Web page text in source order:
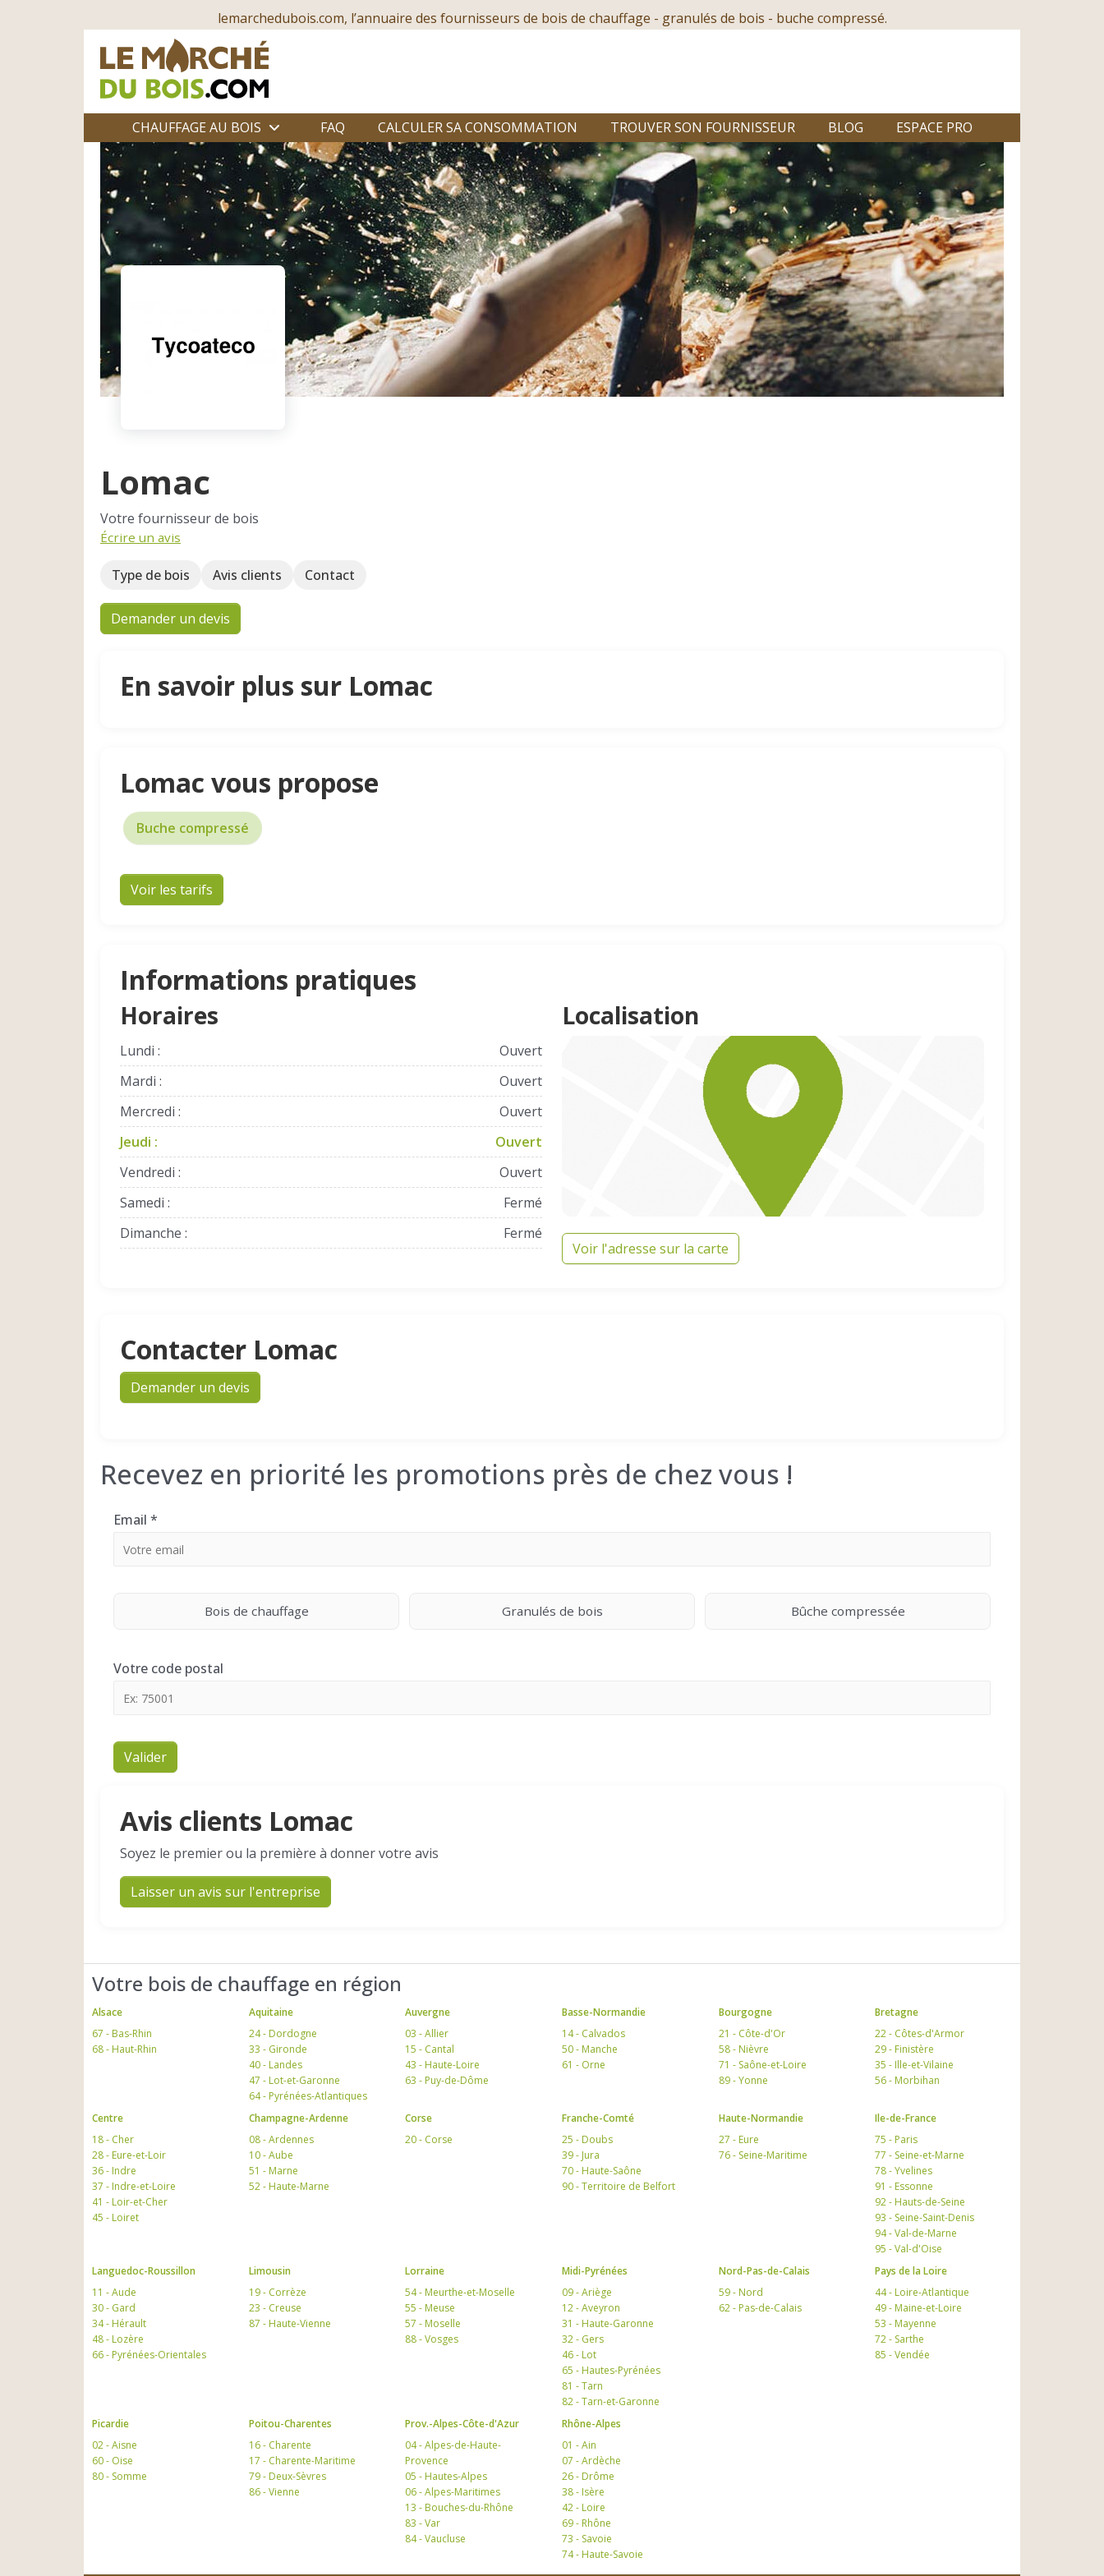
lemarchedubois.com, l’annuaire des fournisseurs de bois de chauffage - granulés de bois - buche compressé.
CHAUFFAGE AU BOIS FAQ CALCULER SA CONSOMMATION TROUVER SON FOURNISSEUR BLOG ESPACE PRO
Lomac
Votre fournisseur de bois
Écrire un avis
Type de bois Avis clients Contact
Demander un devis
En savoir plus sur Lomac
Lomac vous propose
Buche compressé
Voir les tarifs
Informations pratiques
Horaires
Lundi :
Ouvert
Mardi :
Ouvert
Mercredi :
Ouvert
Jeudi :
Ouvert
Vendredi :
Ouvert
Samedi :
Fermé
Dimanche :
Fermé
Localisation
Voir l'adresse sur la carte
Contacter Lomac
Demander un devis
Recevez en priorité les promotions près de chez vous !
Email *
Bois de chauffage Granulés de bois Bûche compressée
Votre code postal
Valider
Avis clients Lomac
Soyez le premier ou la première à donner votre avis
Laisser un avis sur l'entreprise
Votre bois de chauffage en région
Alsace
67 - Bas-Rhin
68 - Haut-Rhin
Aquitaine
24 - Dordogne
33 - Gironde
40 - Landes
47 - Lot-et-Garonne
64 - Pyrénées-Atlantiques
Auvergne
03 - Allier
15 - Cantal
43 - Haute-Loire
63 - Puy-de-Dôme
Basse-Normandie
14 - Calvados
50 - Manche
61 - Orne
Bourgogne
21 - Côte-d'Or
58 - Nièvre
71 - Saône-et-Loire
89 - Yonne
Bretagne
22 - Côtes-d'Armor
29 - Finistère
35 - Ille-et-Vilaine
56 - Morbihan
Centre
18 - Cher
28 - Eure-et-Loir
36 - Indre
37 - Indre-et-Loire
41 - Loir-et-Cher
45 - Loiret
Champagne-Ardenne
08 - Ardennes
10 - Aube
51 - Marne
52 - Haute-Marne
Corse
20 - Corse
Franche-Comté
25 - Doubs
39 - Jura
70 - Haute-Saône
90 - Territoire de Belfort
Haute-Normandie
27 - Eure
76 - Seine-Maritime
Ile-de-France
75 - Paris
77 - Seine-et-Marne
78 - Yvelines
91 - Essonne
92 - Hauts-de-Seine
93 - Seine-Saint-Denis
94 - Val-de-Marne
95 - Val-d'Oise
Languedoc-Roussillon
11 - Aude
30 - Gard
34 - Hérault
48 - Lozère
66 - Pyrénées-Orientales
Limousin
19 - Corrèze
23 - Creuse
87 - Haute-Vienne
Lorraine
54 - Meurthe-et-Moselle
55 - Meuse
57 - Moselle
88 - Vosges
Midi-Pyrénées
09 - Ariège
12 - Aveyron
31 - Haute-Garonne
32 - Gers
46 - Lot
65 - Hautes-Pyrénées
81 - Tarn
82 - Tarn-et-Garonne
Nord-Pas-de-Calais
59 - Nord
62 - Pas-de-Calais
Pays de la Loire
44 - Loire-Atlantique
49 - Maine-et-Loire
53 - Mayenne
72 - Sarthe
85 - Vendée
Picardie
02 - Aisne
60 - Oise
80 - Somme
Poitou-Charentes
16 - Charente
17 - Charente-Maritime
79 - Deux-Sèvres
86 - Vienne
Prov.-Alpes-Côte-d'Azur
04 - Alpes-de-Haute-
Provence
05 - Hautes-Alpes
06 - Alpes-Maritimes
13 - Bouches-du-Rhône
83 - Var
84 - Vaucluse
Rhône-Alpes
01 - Ain
07 - Ardèche
26 - Drôme
38 - Isère
42 - Loire
69 - Rhône
73 - Savoie
74 - Haute-Savoie